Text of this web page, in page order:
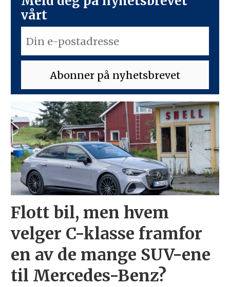
vårt
Flott bil, men hvem
velger C-klasse framfor
en av de mange SUV-ene
til Mercedes-Benz?